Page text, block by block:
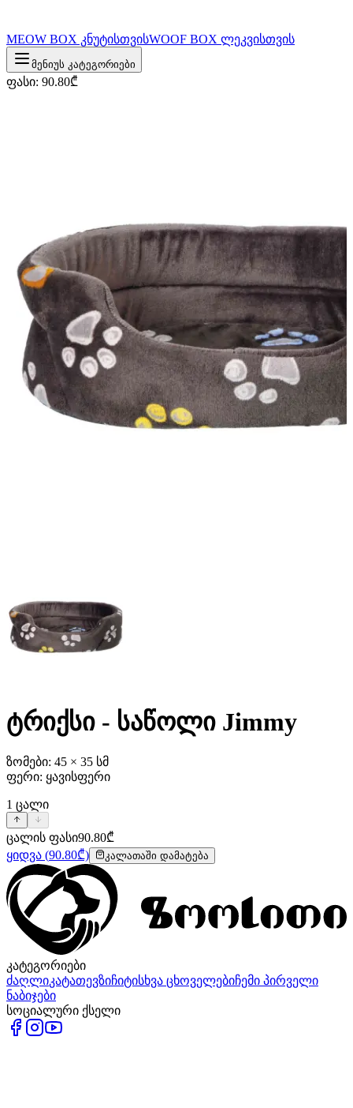
MEOW BOX კნუტისთვისWOOF BOX ლეკვისთვის
მენიუს კატეგორიები
ფასი: 90.80₾
ტრიქსი - საწოლი Jimmy
ზომები: 45 × 35 სმ
ფერი: ყავისფერი
1 ცალი
ცალის ფასი90.80₾
ყიდვა (90.80₾) კალათაში დამატება
კატეგორიები
ძაღლიკატათევზიჩიტისხვა ცხოველებიჩემი პირველი
ნაბიჯები
სოციალური ქსელი